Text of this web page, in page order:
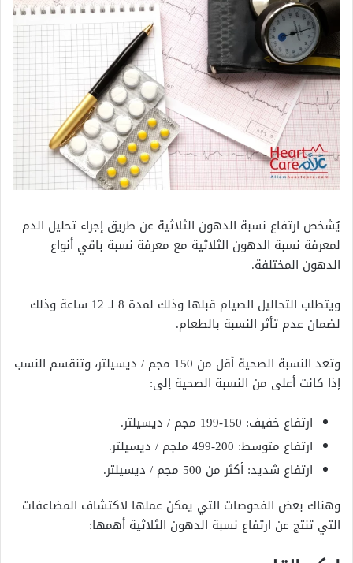
يُشخص ارتفاع نسبة الدهون الثلاثية عن طريق إجراء تحليل الدم
لمعرفة نسبة الدهون الثلاثية مع معرفة نسبة باقي أنواع
الدهون المختلفة.
ويتطلب التحاليل الصيام قبلها وذلك لمدة 8 لـ 12 ساعة وذلك
لضمان عدم تأثر النسبة بالطعام.
وتعد النسبة الصحية أقل من 150 مجم / ديسيلتر، وتنقسم النسب
إذا كانت أعلى من النسبة الصحية إلى:
ارتفاع خفيف: 150-199 مجم / ديسيلتر.
ارتفاع متوسط: 200-499 ملجم / ديسيلتر.
ارتفاع شديد: أكثر من 500 مجم / ديسيلتر.
وهناك بعض الفحوصات التي يمكن عملها لاكتشاف المضاعفات
التي تنتج عن ارتفاع نسبة الدهون الثلاثية أهمها: